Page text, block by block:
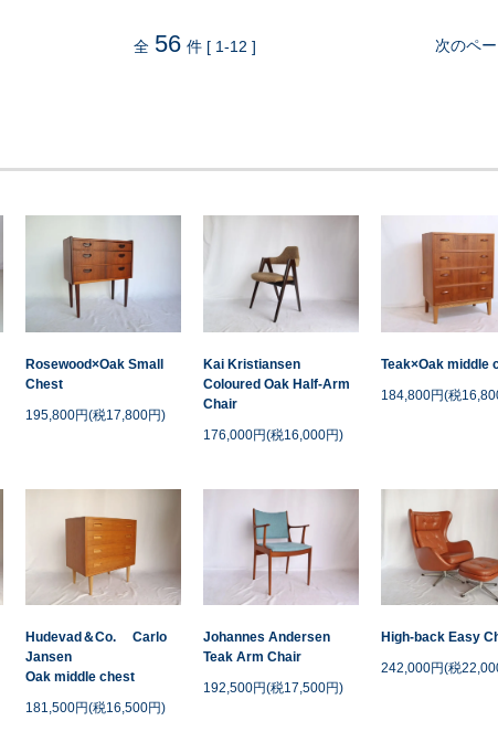
次のペ
全 56 件 [ 1-12 ]
Rosewood×Oak Small
Chest
195,800円(税17,800円)
Kai Kristiansen
Coloured Oak Half-Arm
Chair
176,000円(税16,000円)
Teak×Oak middle
184,800円(税
Hudevad＆Co. Carlo
Jansen
Oak middle chest
181,500円(税16,500円)
Johannes Andersen
Teak Arm Chair
192,500円(税17,500円)
High-back Easy
242,000円(税